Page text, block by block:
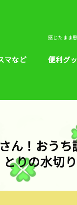
感じたまま
マなど 便利グ
芸能
ヒル
めざ
ん！おう
りの水切り